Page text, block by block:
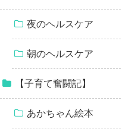
夜のヘルスケア
朝のヘルスケア
【子育て奮闘記】
あかちゃん絵本